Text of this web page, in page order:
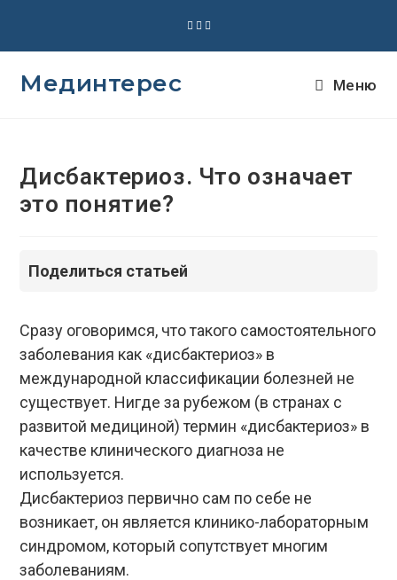
Мединтерес Меню
Дисбактериоз. Что означает
это понятие?
Поделиться статьей
Сразу оговоримся, что такого самостоятельного
заболевания как «дисбактериоз» в
международной классификации болезней не
существует. Нигде за рубежом (в странах с
развитой медициной) термин «дисбактериоз» в
качестве клинического диагноза не
используется.
Дисбактериоз первично сам по себе не
возникает, он является клинико-лабораторным
синдромом, который сопутствует многим
заболеваниям.